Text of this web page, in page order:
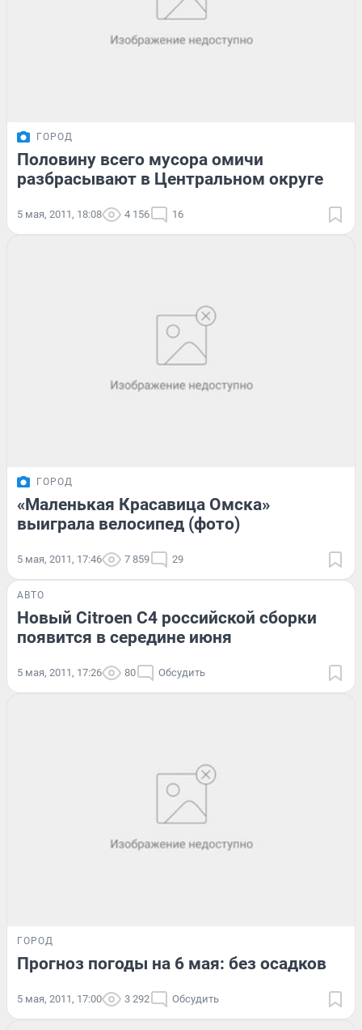
ГОРОД
Половину всего мусора омичи
разбрасывают в Центральном округе
5 мая, 2011, 18:08 4 156 16
ГОРОД
«Маленькая Красавица Омска»
выиграла велосипед (фото)
5 мая, 2011, 17:46 7 859 29
АВТО
Новый Citroen С4 российской сборки
появится в середине июня
5 мая, 2011, 17:26 80 Обсудить
ГОРОД
Прогноз погоды на 6 мая: без осадков
5 мая, 2011, 17:00 3 292 Обсудить